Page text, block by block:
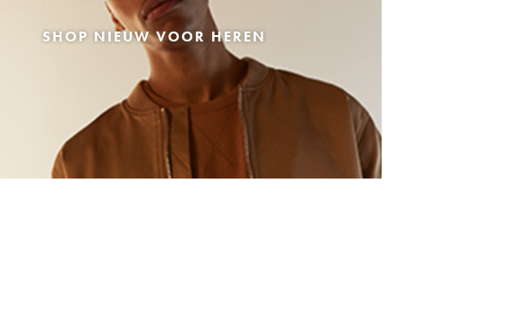
SHOP NIEUW VOOR HEREN